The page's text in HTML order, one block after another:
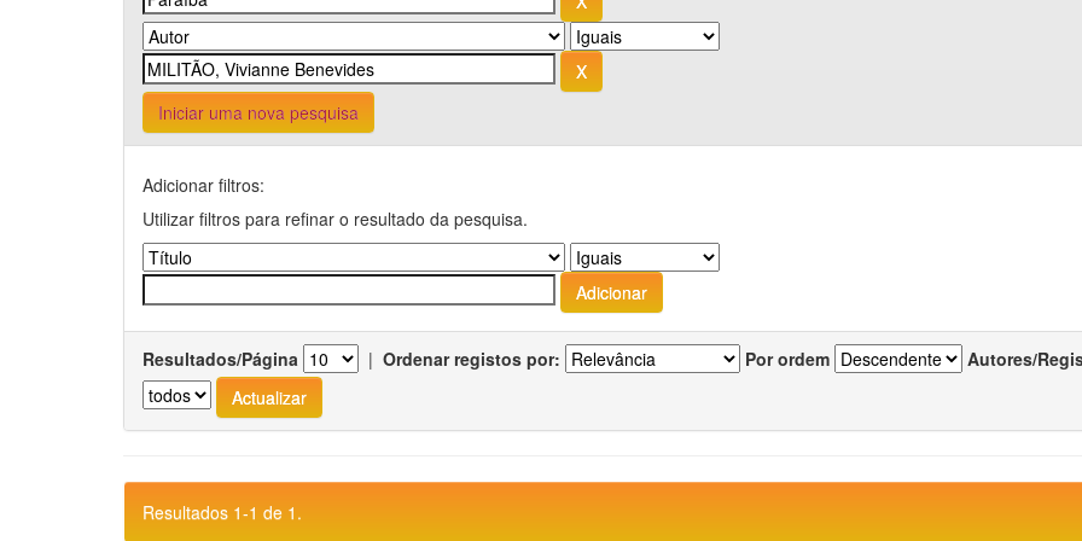
Iniciar uma nova pesquisa
Adicionar filtros:
Utilizar filtros para refinar o resultado da pesquisa.
Resultados/Página | Ordenar registos por: Por ordem Autores/
Resultados 1-1 de 1.